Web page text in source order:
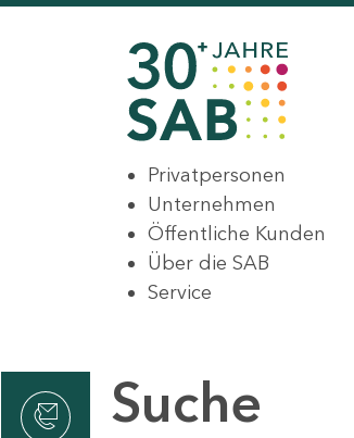
Privatpersonen
Unternehmen
Öffentliche Kunden
Über die SAB
Service
Suche